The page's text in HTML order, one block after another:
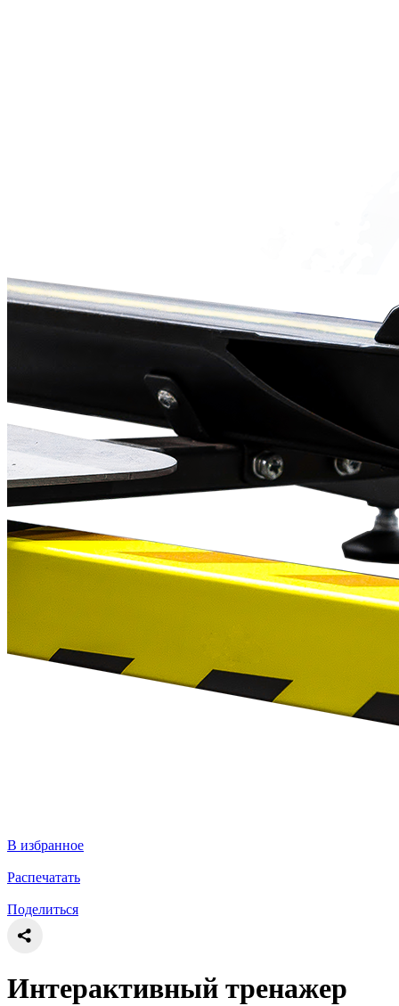
В избранное
Распечатать
Поделиться
Интерактивный тренажер